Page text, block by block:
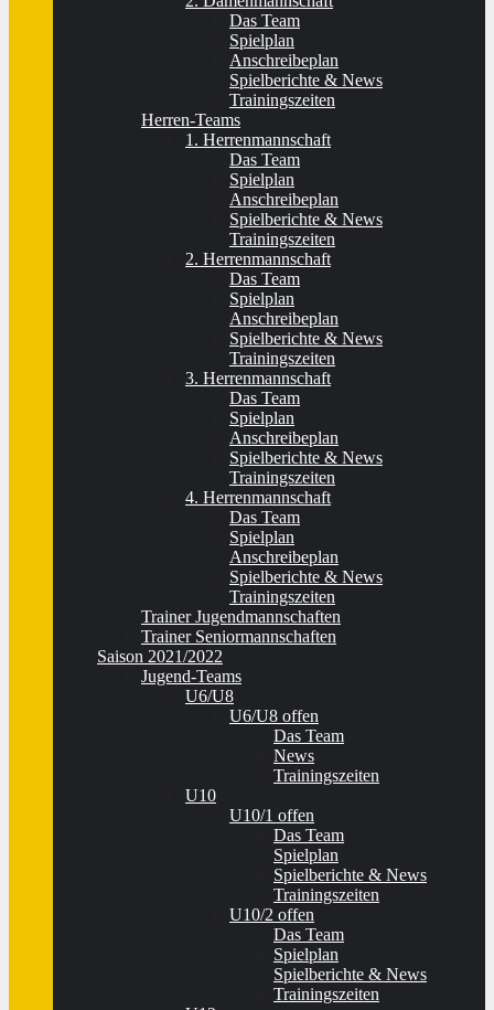
Das Team
Spielplan
Anschreibeplan
Spielberichte & News
Trainingszeiten
Herren-Teams
1. Herrenmannschaft
Das Team
Spielplan
Anschreibeplan
Spielberichte & News
Trainingszeiten
2. Herrenmannschaft
Das Team
Spielplan
Anschreibeplan
Spielberichte & News
Trainingszeiten
3. Herrenmannschaft
Das Team
Spielplan
Anschreibeplan
Spielberichte & News
Trainingszeiten
4. Herrenmannschaft
Das Team
Spielplan
Anschreibeplan
Spielberichte & News
Trainingszeiten
Trainer Jugendmannschaften
Trainer Seniormannschaften
Saison 2021/2022
Jugend-Teams
U6/U8
U6/U8 offen
Das Team
News
Trainingszeiten
U10
U10/1 offen
Das Team
Spielplan
Spielberichte & News
Trainingszeiten
U10/2 offen
Das Team
Spielplan
Spielberichte & News
Trainingszeiten